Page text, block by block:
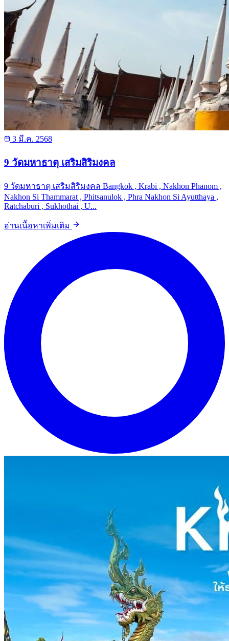
3 มี.ค. 2568
9 วัดมหาธาตุ เสริมสิริมงคล
9 วัดมหาธาตุ เสริมสิริมงคล Bangkok , Krabi , Nakhon Phanom ,
Nakhon Si Thammarat , Phitsanulok , Phra Nakhon Si Ayutthaya ,
Ratchaburi , Sukhothai , U...
อ่านเนื้อหาเพิ่มเติม